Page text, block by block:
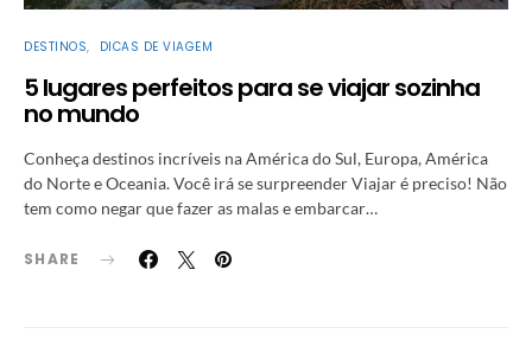
DESTINOS DICAS DE VIAGEM
5 lugares perfeitos para se viajar sozinha
no mundo
Conheça destinos incríveis na América do Sul, Europa, América
do Norte e Oceania. Você irá se surpreender Viajar é preciso! Não
tem como negar que fazer as malas e embarcar…
SHARE